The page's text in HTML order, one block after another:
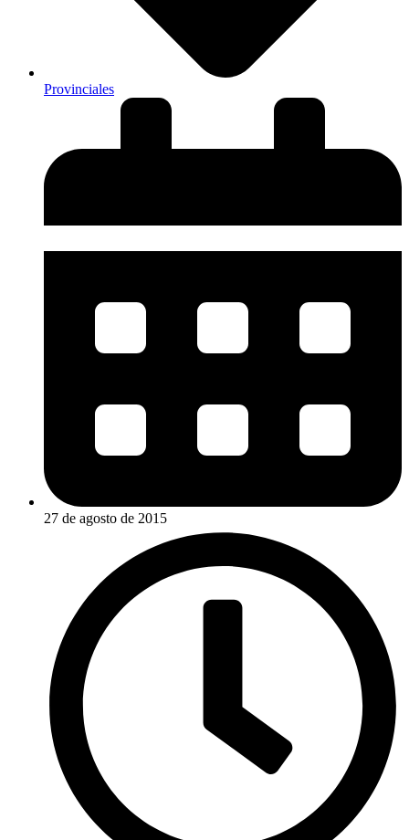
Provinciales
27 de agosto de 2015